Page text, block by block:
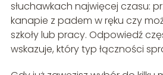
słuchawkach najwięcej czasu:
kanapie z padem w ręku czy
szkoły lub pracy. Odpowiedź
wskazuje, który typ łączności